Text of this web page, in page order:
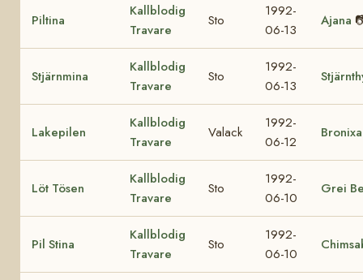
Piltina
Kallblodig
Travare
Sto
1992-
06-13
Ajana
Stjärnmina
Kallblodig
Travare
Sto
1992-
06-13
Lakepilen
Kallblodig
Travare
Valack
1992-
06-12
Bronixa
Löt Tösen
Kallblodig
Travare
Sto
1992-
06-10
Grei
Pil Stina
Kallblodig
Travare
Sto
1992-
06-10